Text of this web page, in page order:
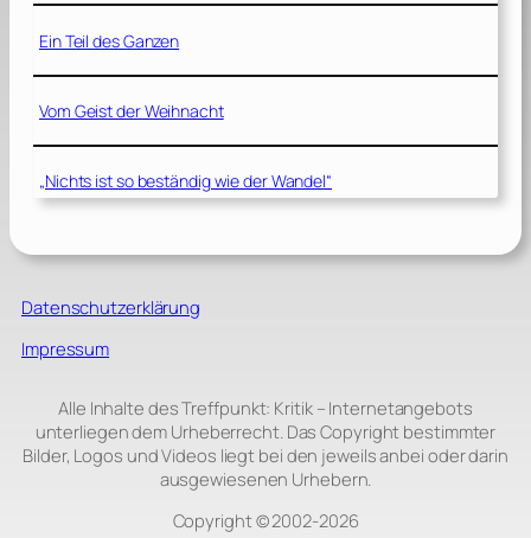
Ein Teil des Ganzen
Vom Geist der Weihnacht
„Nichts ist so beständig wie der Wandel“
Datenschutzerklärung
Impressum
Alle Inhalte des Treffpunkt: Kritik – Internetangebots
unterliegen dem Urheberrecht. Das Copyright bestimmter
Bilder, Logos und Videos liegt bei den jeweils anbei oder darin
ausgewiesenen Urhebern.
Copyright © 2002‑2026